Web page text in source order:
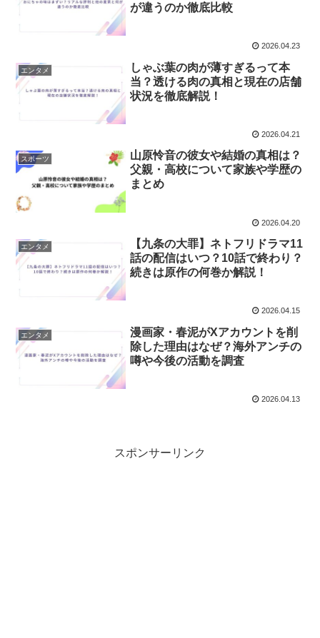
が違うのか徹底比較
2026.04.23
エンタメ
しゃぶ葉の肉が薄すぎるって本
当？透ける肉の真相と現在の店舗
状況を徹底解説！
2026.04.21
スポーツ
山原怜音の彼女や結婚の真相は？
父親・高校について家族や学歴の
まとめ
2026.04.20
エンタメ
【九条の大罪】ネトフリドラマ11
話の配信はいつ？10話で終わり？
続きは原作の何巻か解説！
2026.04.15
エンタメ
漫画家・春泥がXアカウントを削
除した理由はなぜ？海外アンチの
噂や今後の活動を調査
2026.04.13
スポンサーリンク